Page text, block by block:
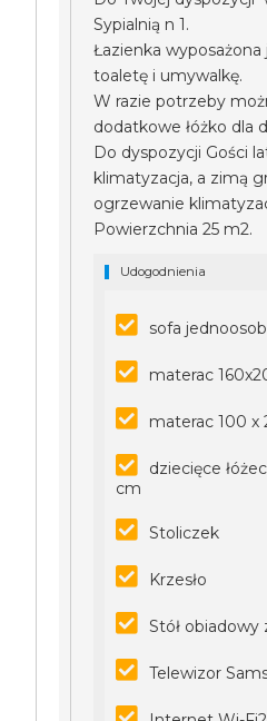
Sypialnią n 1.
Łazienka
toaletę i umywalkę.
W razie potrzeby
dodatkowe łóżko dla
Do dyspozycji Gości
klimatyzacja, a zimą
ogrzewanie
Powierzchnia 25 m2.
Udogodnienia
sofa
materac
materac 100 x
dziecięce
cm
Stoliczek
Krzesło
Stół obiadowy
Telewizor